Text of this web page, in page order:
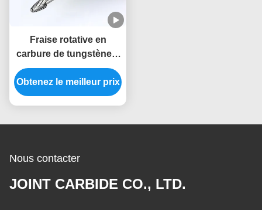
Fraise rotative en
carbure de tungstène à
double coupe de haute
précision, taille
personnalisée, tige de 6
burinage pour
Obtenez le meilleur prix
Nous contacter
JOINT CARBIDE CO., LTD.